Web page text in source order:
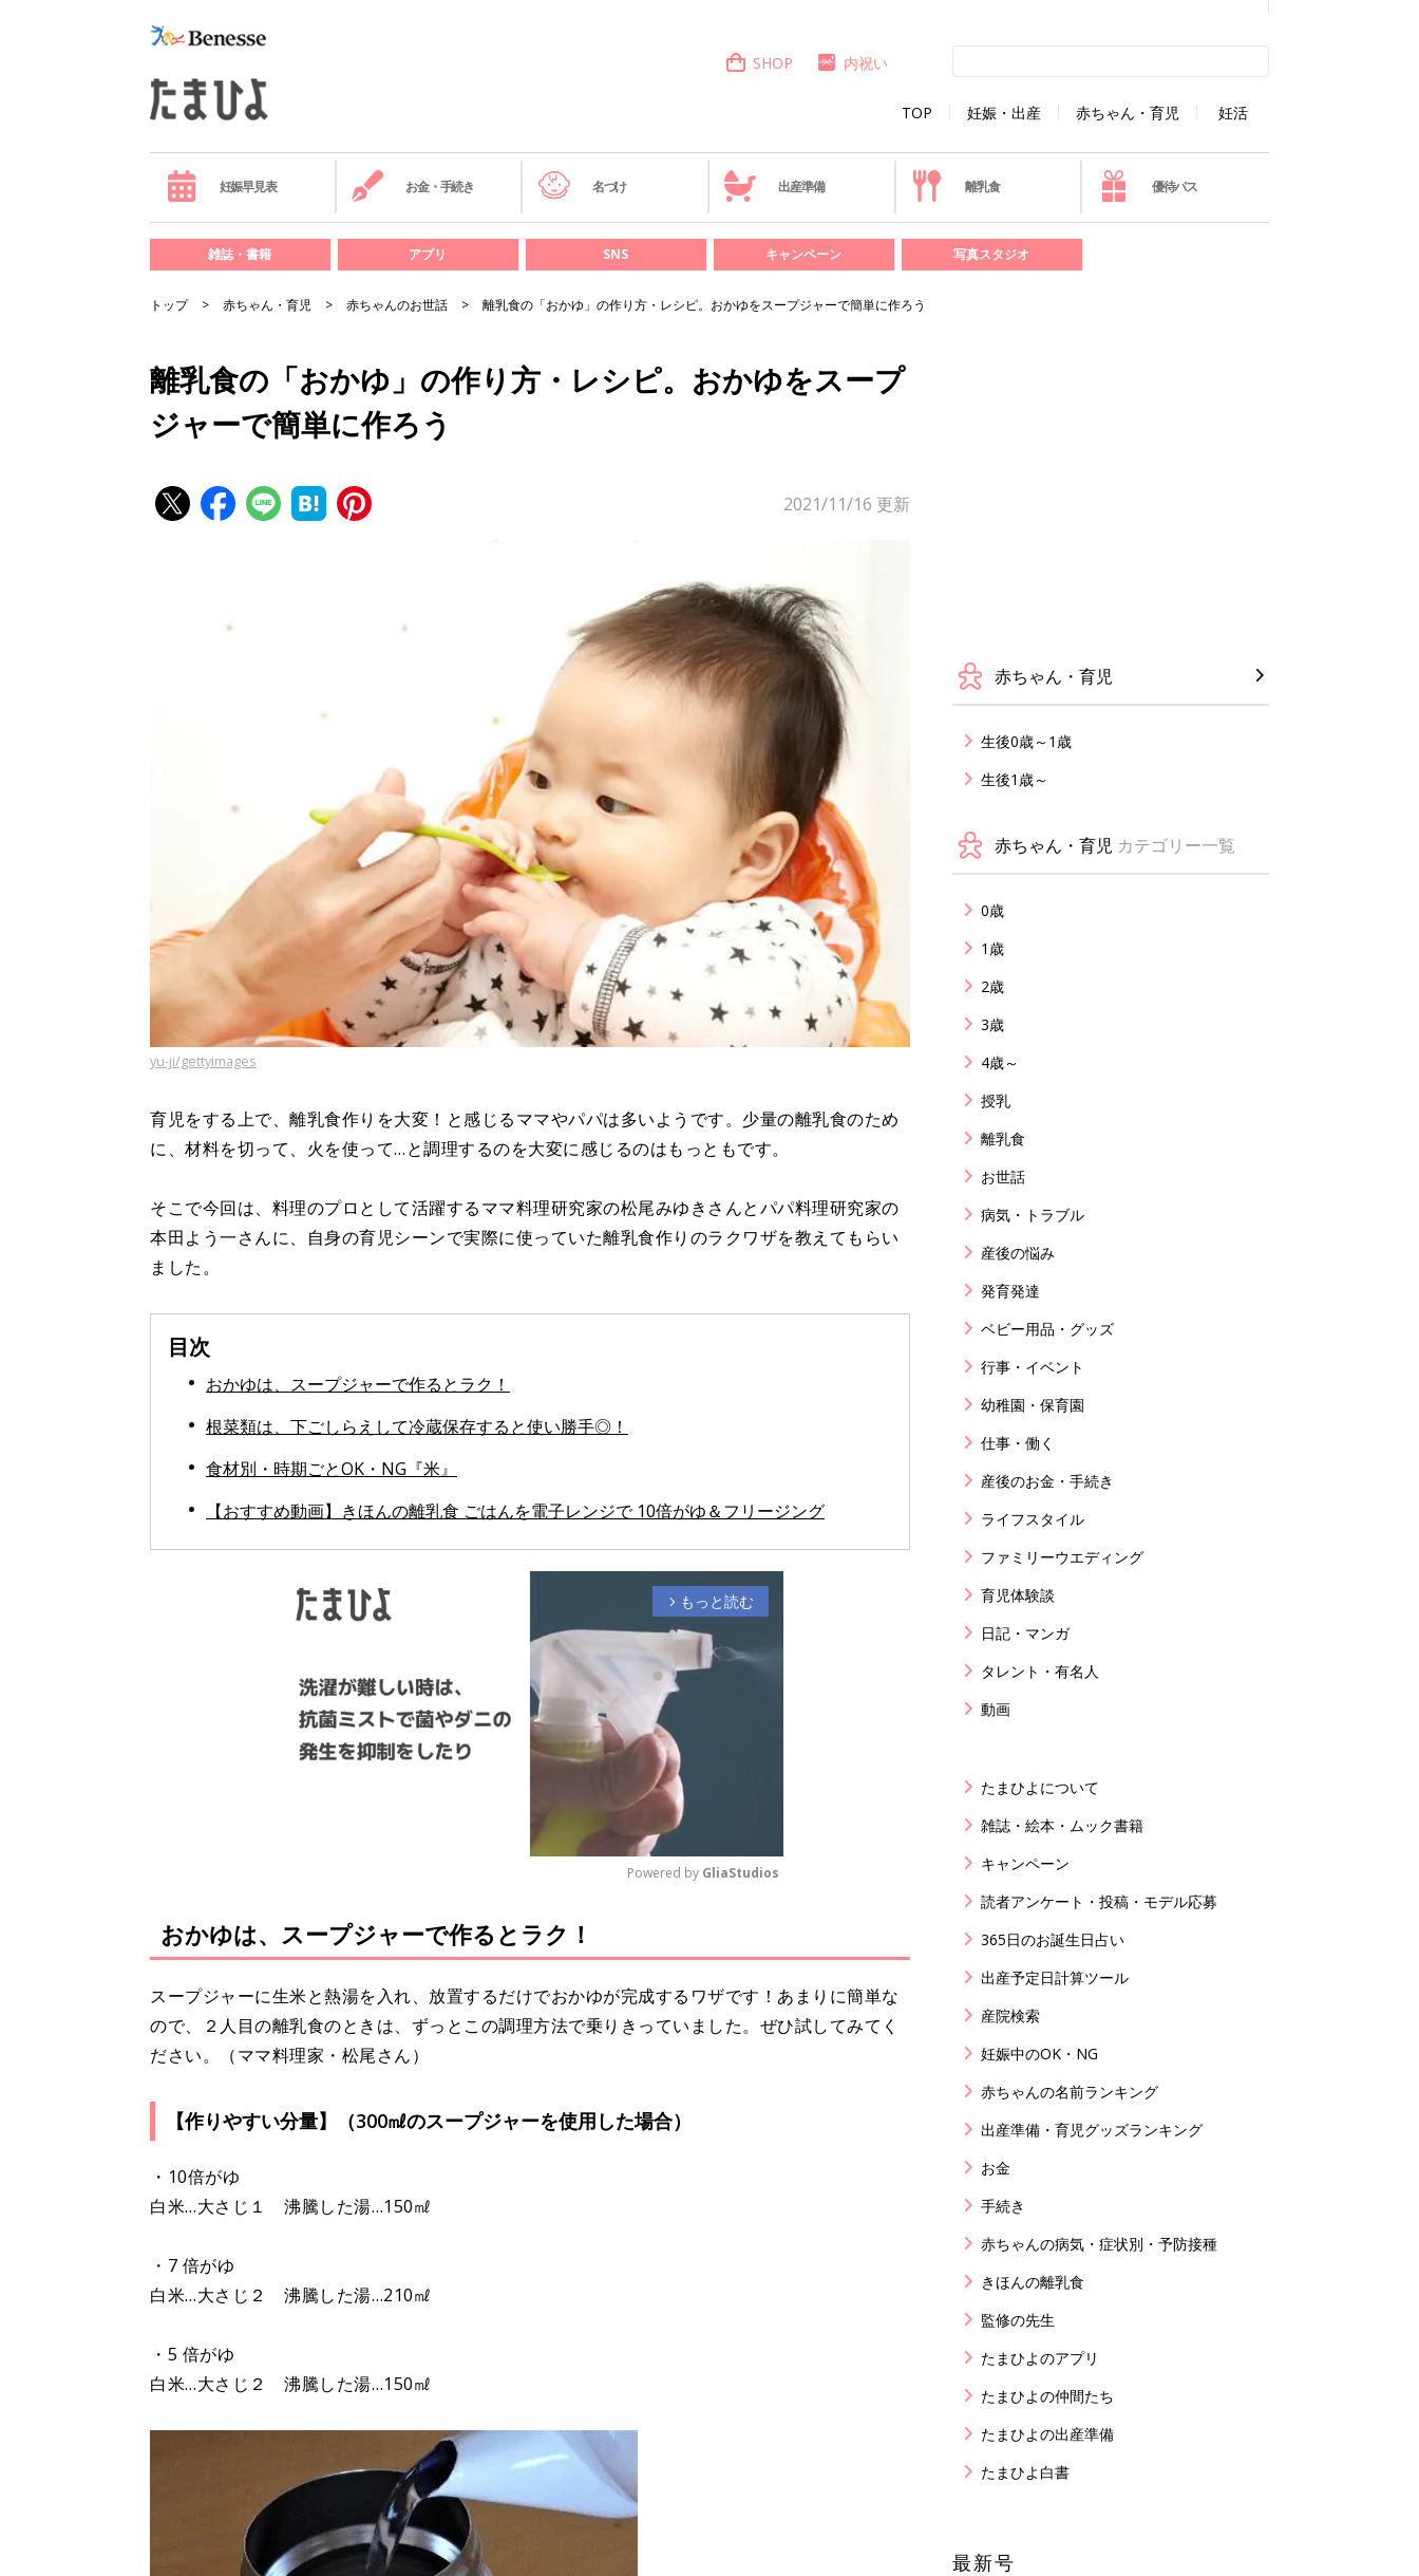
TOP 妊娠・出産 赤ちゃん・育児 妊活
SHOP 内祝い
妊娠早見表 お金・手続き 名づけ 出産準備 離乳食 優待パス
雑誌・書籍 アプリ SNS キャンペーン 写真スタジオ
トップ 赤ちゃん・育児 赤ちゃんのお世話 離乳食の「おかゆ」の作り方・レシピ。おかゆをスープジャーで簡単に作ろう
離乳食の「おかゆ」の作り方・レシピ。おかゆをスープ
ジャーで簡単に作ろう
2021/11/16 更新
yu-ji/gettyimages
育児をする上で、離乳食作りを大変！と感じるママやパパは多いようです。少量の離乳食のため
に、材料を切って、火を使って…と調理するのを大変に感じるのはもっともです。
そこで今回は、料理のプロとして活躍するママ料理研究家の松尾みゆきさんとパパ料理研究家の
本田よう一さんに、自身の育児シーンで実際に使っていた離乳食作りのラクワザを教えてもらい
ました。
目次
おかゆは、スープジャーで作るとラク！
根菜類は、下ごしらえして冷蔵保存すると使い勝手◎！
食材別・時期ごとOK・NG『米』
【おすすめ動画】きほんの離乳食 ごはんを電子レンジで 10倍がゆ＆フリージング
arrow_forward_ios もっと読む
u
t
e
Powered by GliaStudios
おかゆは、スープジャーで作るとラク！
スープジャーに生米と熱湯を入れ、放置するだけでおかゆが完成するワザです！あまりに簡単な
ので、２人目の離乳食のときは、ずっとこの調理方法で乗りきっていました。ぜひ試してみてく
ださい。（ママ料理家・松尾さん）
【作りやすい分量】（300㎖のスープジャーを使用した場合）
・10倍がゆ
白米…大さじ１ 沸騰した湯…150㎖
・7 倍がゆ
白米…大さじ２ 沸騰した湯…210㎖
・5 倍がゆ
白米…大さじ２ 沸騰した湯…150㎖
赤ちゃん・育児
生後0歳～1歳
生後1歳～
赤ちゃん・育児 カテゴリー一覧
0歳
1歳
2歳
3歳
4歳～
授乳
離乳食
お世話
病気・トラブル
産後の悩み
発育発達
ベビー用品・グッズ
行事・イベント
幼稚園・保育園
仕事・働く
産後のお金・手続き
ライフスタイル
ファミリーウエディング
育児体験談
日記・マンガ
タレント・有名人
動画
たまひよについて
雑誌・絵本・ムック書籍
キャンペーン
読者アンケート・投稿・モデル応募
365日のお誕生日占い
出産予定日計算ツール
産院検索
妊娠中のOK・NG
赤ちゃんの名前ランキング
出産準備・育児グッズランキング
お金
手続き
赤ちゃんの病気・症状別・予防接種
きほんの離乳食
監修の先生
たまひよのアプリ
たまひよの仲間たち
たまひよの出産準備
たまひよ白書
最新号